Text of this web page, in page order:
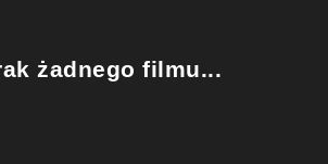
żadnego filmu...